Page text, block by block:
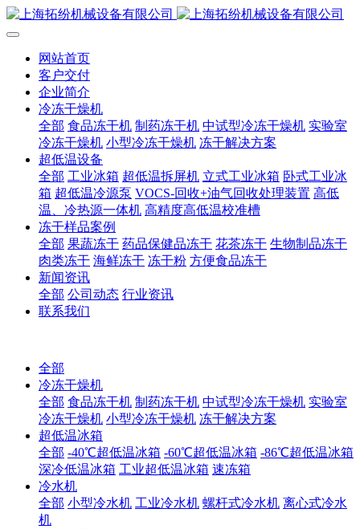
网站首页
客户交付
企业简介
冷冻干燥机
全部 食品冻干机 制药冻干机 中试型冷冻干燥机 实验室
冷冻干燥机 小型冷冻干燥机 冻干解决方案
超低温设备
全部 工业冰箱 超低温拆屏机 立式工业冰箱 卧式工业冰
箱 超低温冷源泵 VOCS-回收+油气回收处理装置 高低
温、冷热源一体机 高精度高低温校准槽
冻干样品案例
全部 果蔬冻干 药品保健品冻干 花茶冻干 生物制品冻干
肉类冻干 海鲜冻干 冻干粉 方便食品冻干
新闻资讯
全部 公司动态 行业资讯
联系我们
全部
冷冻干燥机
全部 食品冻干机 制药冻干机 中试型冷冻干燥机 实验室
冷冻干燥机 小型冷冻干燥机 冻干解决方案
超低温冰箱
全部 -40℃超低温冰箱 -60℃超低温冰箱 -86℃超低温冰箱
深冷低温冰箱 工业超低温冰箱 速冻箱
冷水机
全部 小型冷水机 工业冷水机 螺杆式冷水机 离心式冷水
机